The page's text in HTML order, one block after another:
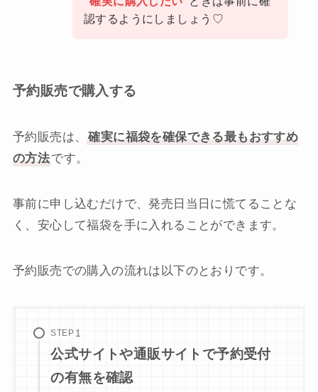
認するようにしましょう♡
予約販売で購入する
予約販売は、
確実に福袋を確保できる最もおすすめ
の方法です。
事前に申し込むだけで、発売日当日に慌てることな
く、安心して福袋を手に入れることができます。
予約販売での購入の流れは以下のとおりです。
STEP
公式サイトや通販サイトで予約受付
の有無を確認